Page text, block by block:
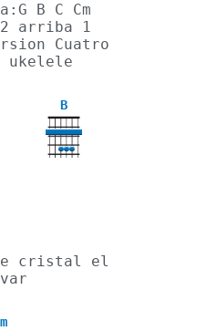
B C Cm
2 arriba 1
Cuatro
ukelele
B
de cristal el